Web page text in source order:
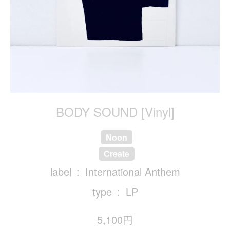
BODY SOUND [Vinyl]
Noon
Create
label
International Anthem
type
LP
5,100円